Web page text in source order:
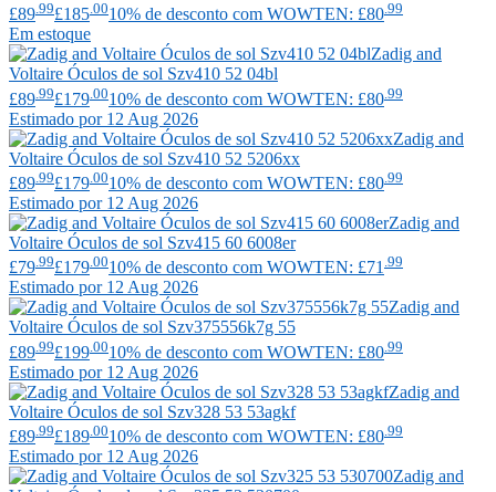
£89.99£185.0010% de desconto com WOWTEN: £80.99
Em estoque
Zadig and
Voltaire Óculos de sol Szv410 52 04bl
£89 .99£179 .0010% de desconto com WOWTEN: £80 .99
Estimado por 12 Aug 2026
Zadig and
Voltaire Óculos de sol Szv410 52 5206xx
£89 .99£179 .0010% de desconto com WOWTEN: £80 .99
Estimado por 12 Aug 2026
Zadig and
Voltaire Óculos de sol Szv415 60 6008er
£79.99£179.0010% de desconto com WOWTEN: £71.99
Estimado por 12 Aug 2026
Zadig and
Voltaire Óculos de sol Szv375556k7g 55
£89 .99£199 .0010% de desconto com WOWTEN: £80 .99
Estimado por 12 Aug 2026
Zadig and
Voltaire Óculos de sol Szv328 53 53agkf
£89 .99£189 .0010% de desconto com WOWTEN: £80 .99
Estimado por 12 Aug 2026
Zadig and